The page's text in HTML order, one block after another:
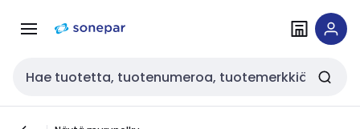
navigointiinsisältöön
Haku